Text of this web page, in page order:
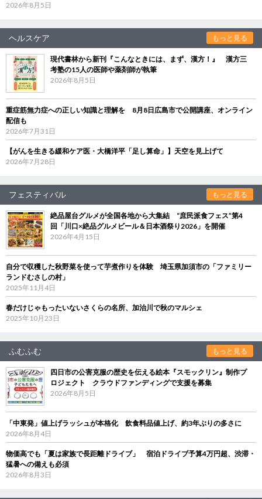
2026年8月5日
ヘルスケア もっと見る
現代書林から新刊『こんなときには、まず、漢方！』 漢方三
考塾の15人の医師や薬剤師が執筆
2026年8月5日
重症筋無力症への正しい知識と理解を 8月8日広島市で公開講座、オンライン
配信も
2026年7月31日
【がんを生きる緩和ケア医・大橋洋平「足し算命」】天空を見上げて
2026年7月28日
フェスティバル もっと見る
絶品屋台グルメが全国各地から大集結 “庶民派食フェス”第4
回「川口×絶品グルメビール＆日本酒祭り2026」を開催
2026年4月15日
自分で収穫した秋野菜を使って芋煮作りを体験 埼玉県加須市の「ファミリー
ランドむさしの村」
2025年11月4日
春だけじゃもったいないさくらの名所、加治川で秋のマルシェ
2025年10月23日
ふむふむ もっと見る
四日市の公害克服の歴史を伝える絵本『スモックリン』制作プ
ロジェクト クラウドファンディングで支援を募集
2026年8月5日
「中東発」値上げラッシュが本格化 飲食料品値上げ、約3年ぶりの多さに
2026年8月4日
物価高でも「夏は家族で長距離ドライブ」 宿泊ドライブ予算4万円超、渋滞・
猛暑への備えも必須
2026年8月3日